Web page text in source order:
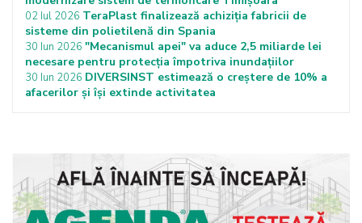
02 Iul 2026 TeraPlast finalizează achiziția fabricii de
sisteme din polietilenă din Spania
30 Iun 2026 "Mecanismul apei" va aduce 2,5 miliarde lei
necesare pentru protecţia împotriva inundaţiilor
30 Iun 2026 DIVERSINST estimează o creștere de 10% a
afacerilor și își extinde activitatea